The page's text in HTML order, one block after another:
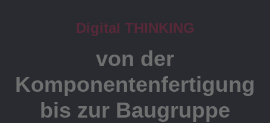
Digital THINKING
von der
Komponentenfertigung
bis zur Baugruppe